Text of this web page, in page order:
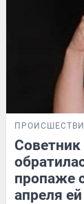
пропаже
апреля